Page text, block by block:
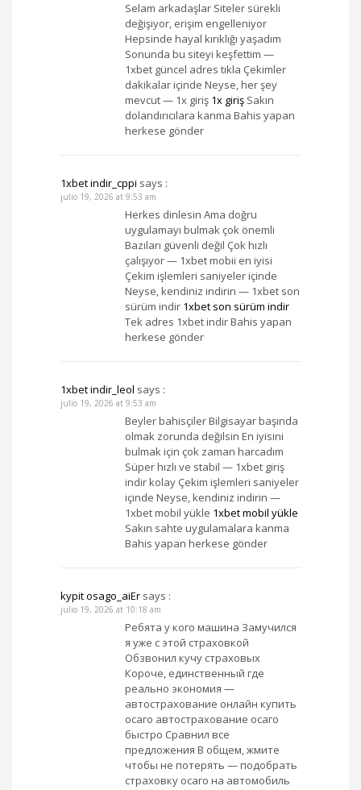
Selam arkadaşlar Siteler sürekli
değişiyor, erişim engelleniyor
Hepsinde hayal kırıklığı yaşadım
Sonunda bu siteyi keşfettim —
1xbet güncel adres tıkla Çekimler
dakikalar içinde Neyse, her şey
mevcut — 1x giriş 1x giriş Sakın
dolandırıcılara kanma Bahis yapan
herkese gönder
1xbet indir_cppi says :
julio 19, 2026 at 9:53 am
Herkes dinlesin Ama doğru
uygulamayı bulmak çok önemli
Bazıları güvenli değil Çok hızlı
çalışıyor — 1xbet mobii en iyisi
Çekim işlemleri saniyeler içinde
Neyse, kendiniz indirin — 1xbet son
sürüm indir 1xbet son sürüm indir
Tek adres 1xbet indir Bahis yapan
herkese gönder
1xbet indir_leol says :
julio 19, 2026 at 9:53 am
Beyler bahisçiler Bilgisayar başında
olmak zorunda değilsin En iyisini
bulmak için çok zaman harcadım
Süper hızlı ve stabil — 1xbet giriş
indir kolay Çekim işlemleri saniyeler
içinde Neyse, kendiniz indirin —
1xbet mobil yükle 1xbet mobil yükle
Sakın sahte uygulamalara kanma
Bahis yapan herkese gönder
kypit osago_aiEr says :
julio 19, 2026 at 10:18 am
Ребята у кого машина Замучился
я уже с этой страховкой
Обзвонил кучу страховых
Короче, единственный где
реально экономия —
автострахование онлайн купить
осаго автострахование осаго
быстро Сравнил все
предложения В общем, жмите
чтобы не потерять — подобрать
страховку осаго на автомобиль